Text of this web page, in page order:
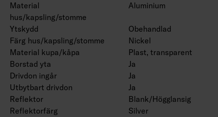
Material
hus/kapsling/stomme
Aluminium
Ytskydd
Obehandlad
Färg hus/kapsling/stomme
Nickel
Material kupa/kåpa
Plast, transparent
Borstad yta
Ja
Drivdon ingår
Ja
Utbytbart drivdon
Ja
Reflektor
Blank/Högglansig
Reflektorfärg
Silver